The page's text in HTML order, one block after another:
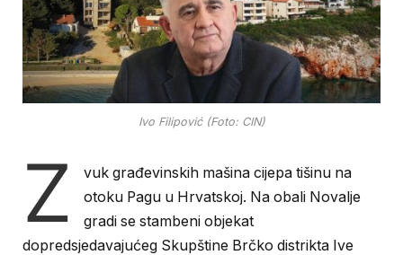
Ivo Filipović (Foto: CIN)
Z
vuk građevinskih mašina cijepa tišinu na
otoku Pagu u Hrvatskoj. Na obali Novalje
gradi se stambeni objekat
dopredsjedavajućeg Skupštine Brčko distrikta Ive